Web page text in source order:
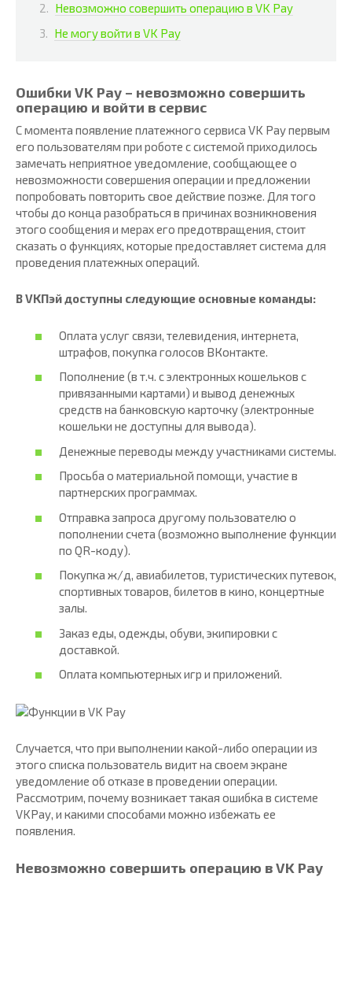
Невозможно совершить операцию в VK Pay
Не могу войти в VK Pay
Ошибки VK Pay – невозможно совершить
операцию и войти в сервис
С момента появление платежного сервиса VK Pay первым
его пользователям при роботе с системой приходилось
замечать неприятное уведомление, сообщающее о
невозможности совершения операции и предложении
попробовать повторить свое действие позже. Для того
чтобы до конца разобраться в причинах возникновения
этого сообщения и мерах его предотвращения, стоит
сказать о функциях, которые предоставляет система для
проведения платежных операций.
В VKПэй доступны следующие основные команды:
Оплата услуг связи, телевидения, интернета,
штрафов, покупка голосов ВКонтакте.
Пополнение (в т.ч. с электронных кошельков с
привязанными картами) и вывод денежных
средств на банковскую карточку (электронные
кошельки не доступны для вывода).
Денежные переводы между участниками системы.
Просьба о материальной помощи, участие в
партнерских программах.
Отправка запроса другому пользователю о
пополнении счета (возможно выполнение функции
по QR-коду).
Покупка ж/д, авиабилетов, туристических путевок,
спортивных товаров, билетов в кино, концертные
залы.
Заказ еды, одежды, обуви, экипировки с
доставкой.
Оплата компьютерных игр и приложений.
Случается, что при выполнении какой-либо операции из
этого списка пользователь видит на своем экране
уведомление об отказе в проведении операции.
Рассмотрим, почему возникает такая ошибка в системе
VKPay, и какими способами можно избежать ее
появления.
Невозможно совершить операцию в VK Pay